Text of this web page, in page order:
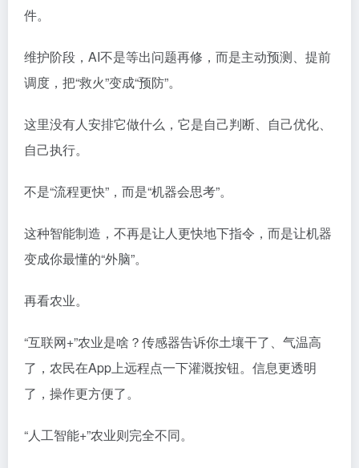
件。
维护阶段，AI不是等出问题再修，而是主动预测、提前
调度，把“救火”变成“预防”。
这里没有人安排它做什么，它是自己判断、自己优化、
自己执行。
不是“流程更快”，而是“机器会思考”。
这种智能制造，不再是让人更快地下指令，而是让机器
变成你最懂的“外脑”。
再看农业。
“互联网+”农业是啥？传感器告诉你土壤干了、气温高
了，农民在App上远程点一下灌溉按钮。信息更透明
了，操作更方便了。
“人工智能+”农业则完全不同。